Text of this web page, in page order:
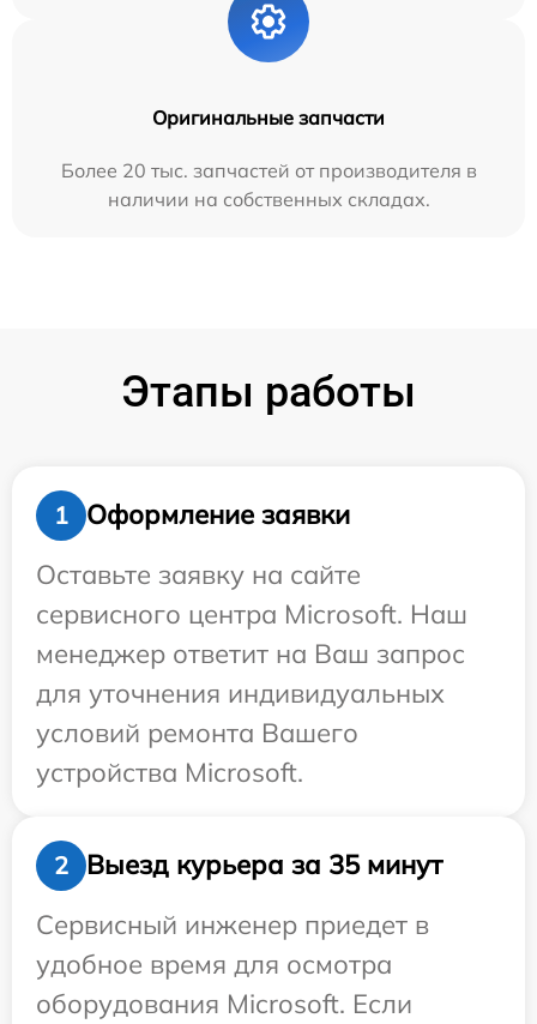
Оригинальные запчасти
Более 20 тыс. запчастей от производителя в
наличии на собственных складах.
Этапы работы
1
Оформление заявки
Оставьте заявку на сайте
сервисного центра Microsoft. Наш
менеджер ответит на Ваш запрос
для уточнения индивидуальных
условий ремонта Вашего
устройства Microsoft.
2
Выезд курьера за 35 минут
Сервисный инженер приедет в
удобное время для осмотра
оборудования Microsoft. Если